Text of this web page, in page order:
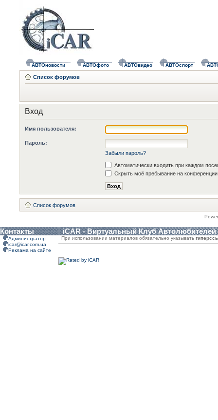
АВТОновости АВТОфото АВТОвидео АВТОспорт
Список форумов
Вход
Имя пользователя:
Пароль:
Забыли пароль?
Автоматически входить при каждом
Скрыть моё пребывание на конференции
Список форумов
Контакты iCAR - Виртуальный Клуб Автолюбителей
Администратор
icar@icar.com.ua
Реклама на сайте
При использовании материалов обязательно указывать